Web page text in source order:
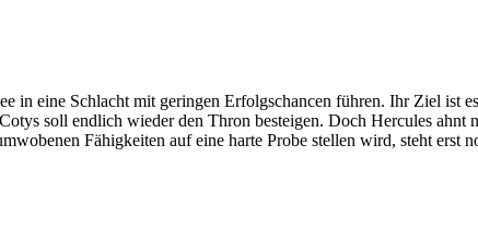
in eine Schlacht mit geringen Erfolgschancen führen. Ihr Ziel ist
soll endlich wieder den Thron besteigen. Doch Hercules ahnt
Fähigkeiten auf eine harte Probe stellen wird, steht erst